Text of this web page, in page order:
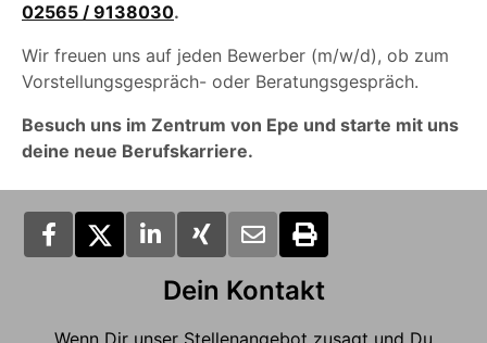
02565 / 9138030.
Wir freuen uns auf jeden Bewerber (m/w/d), ob zum
Vorstellungsgespräch- oder Beratungsgespräch.
Besuch uns im Zentrum von Epe und starte mit uns
deine neue Berufskarriere.
Dein Kontakt